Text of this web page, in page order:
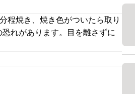
程焼き、焼き色がついたら取り
れがあります。目を離さずに